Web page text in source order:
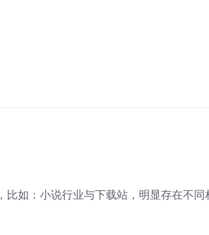
如：小说行业与下载站，明显存在不同